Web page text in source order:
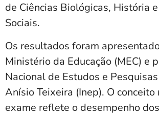
de Ciências Biológicas, História
Sociais.
Os resultados foram
Ministério da Educação (MEC) e
Nacional de Estudos e
Anísio Teixeira (Inep). O
exame reflete o desempenho